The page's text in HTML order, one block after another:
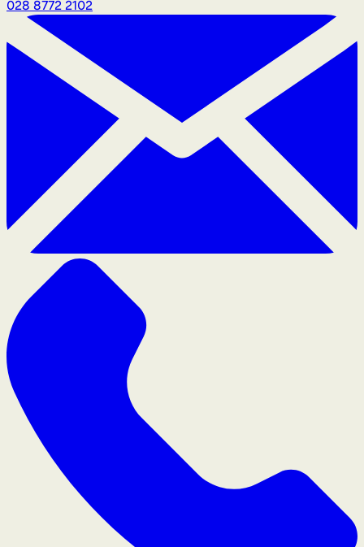
028 8772 2102